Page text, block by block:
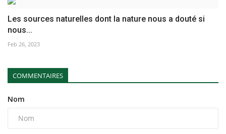
Les sources naturelles dont la nature nous a douté si
nous...
Feb 26, 2023
COMMENTAIRES
Nom